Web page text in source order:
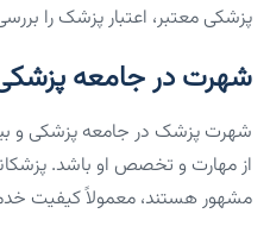
پزشکی معتبر، اعتبار پزشک را
شهرت در جامعه
شهرت پزشک در جامعه پزشکی و
از مهارت و تخصص او باشد.
مشهور هستند، معمولاً کیفیت